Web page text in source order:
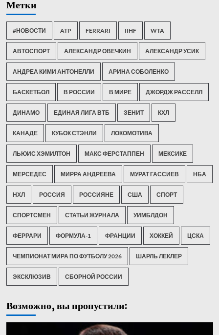
Метки
#НОВОСТИ ATP FERRARI IIHF WTA
АВТОСПОРТ АЛЕКСАНДР ОВЕЧКИН АЛЕКСАНДР УСИК
АНДРЕА КИМИ АНТОНЕЛЛИ АРИНА СОБОЛЕНКО
БАСКЕТБОЛ В РОССИИ В МИРЕ ДЖОРДЖ РАССЕЛЛ
ДИНАМО ЕДИНАЯ ЛИГА ВТБ ЗЕНИТ КХЛ
КАНАДЕ КУБОК СТЭНЛИ ЛОКОМОТИВА
ЛЬЮИС ХЭМИЛТОН МАКС ФЕРСТАППЕН МЕКСИКЕ
МЕРСЕДЕС МИРРА АНДРЕЕВА МУРАТ ГАССИЕВ НБА
НХЛ РОССИЯ РОССИЯНЕ США СПОРТ
СПОРТСМЕН СТАТЬИ ЖУРНАЛА УИМБЛДОН
ФЕРРАРИ ФОРМУЛА-1 ФРАНЦИИ ХОККЕЙ ЦСКА
ЧЕМПИОНАТ МИРА ПО ФУТБОЛУ 2026 ШАРЛЬ ЛЕКЛЕР
ЭКСКЛЮЗИВ СБОРНОЙ РОССИИ
Возможно, вы пропустили: